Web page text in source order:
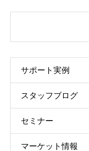
サポート実例
スタッフブログ
セミナー
マーケット情報